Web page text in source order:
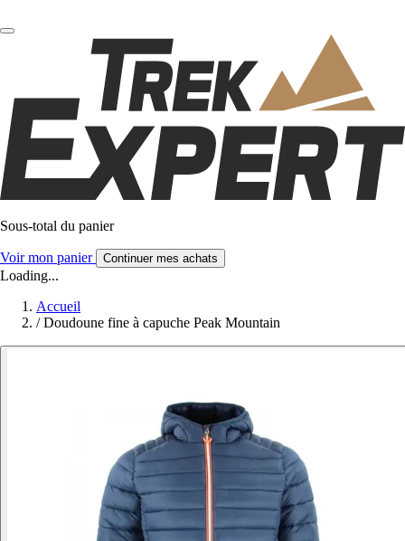
Sous-total du panier
Voir mon panier Continuer mes achats
Loading...
Accueil
/ Doudoune fine à capuche Peak Mountain